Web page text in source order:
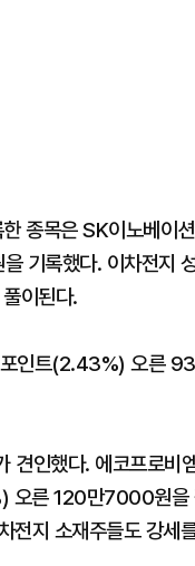
종목은 SK이노베
록했다. 이차전지
이된다.
인트(2.43%) 오른
견인했다. 에코프로
른 120만7000원을
지 소재주들도 강세